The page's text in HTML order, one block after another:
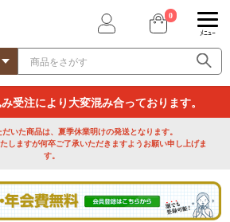
0
ﾒﾆｭｰ
受注により大変混み合っております。
いた商品は、夏季休業明けの発送となります。
しますが何卒ご了承いただきますようお願い申し上げま
す。